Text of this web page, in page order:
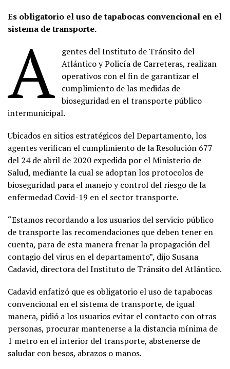
Es obligatorio el uso de tapabocas convencional en el
sistema de transporte.
A
gentes del Instituto de Tránsito del
Atlántico y Policía de Carreteras, realizan
operativos con el fin de garantizar el
cumplimiento de las medidas de
bioseguridad en el transporte público
intermunicipal.
Ubicados en sitios estratégicos del Departamento, los
agentes verifican el cumplimiento de la Resolución 677
del 24 de abril de 2020 expedida por el Ministerio de
Salud, mediante la cual se adoptan los protocolos de
bioseguridad para el manejo y control del riesgo de la
enfermedad Covid-19 en el sector transporte.
“Estamos recordando a los usuarios del servicio público
de transporte las recomendaciones que deben tener en
cuenta, para de esta manera frenar la propagación del
contagio del virus en el departamento”, dijo Susana
Cadavid, directora del Instituto de Tránsito del Atlántico.
Cadavid enfatizó que es obligatorio el uso de tapabocas
convencional en el sistema de transporte, de igual
manera, pidió a los usuarios evitar el contacto con otras
personas, procurar mantenerse a la distancia mínima de
1 metro en el interior del transporte, abstenerse de
saludar con besos, abrazos o manos.